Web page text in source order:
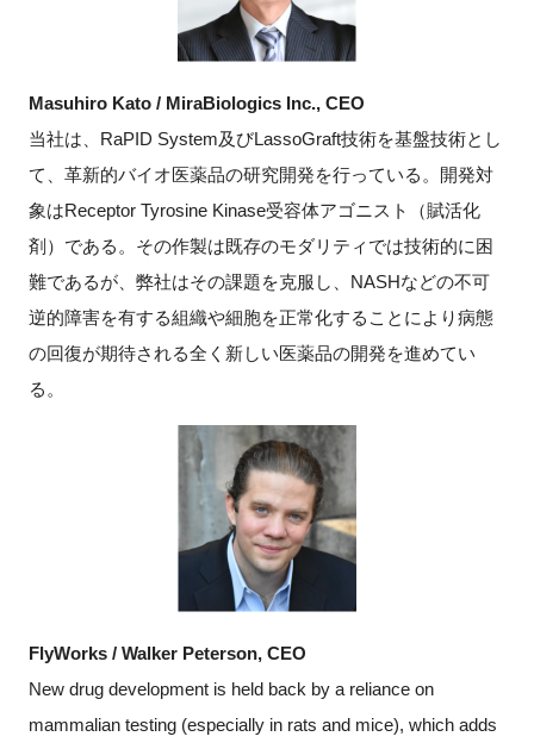
Masuhiro Kato / MiraBiologics Inc., CEO
当社は、RaPID System及びLassoGraft技術を基盤技術とし
て、革新的バイオ医薬品の研究開発を行っている。開発対
象はReceptor Tyrosine Kinase受容体アゴニスト（賦活化
剤）である。その作製は既存のモダリティでは技術的に困
難であるが、弊社はその課題を克服し、NASHなどの不可
逆的障害を有する組織や細胞を正常化することにより病態
の回復が期待される全く新しい医薬品の開発を進めてい
る。
FlyWorks / Walker Peterson, CEO
New drug development is held back by a reliance on
mammalian testing (especially in rats and mice), which adds